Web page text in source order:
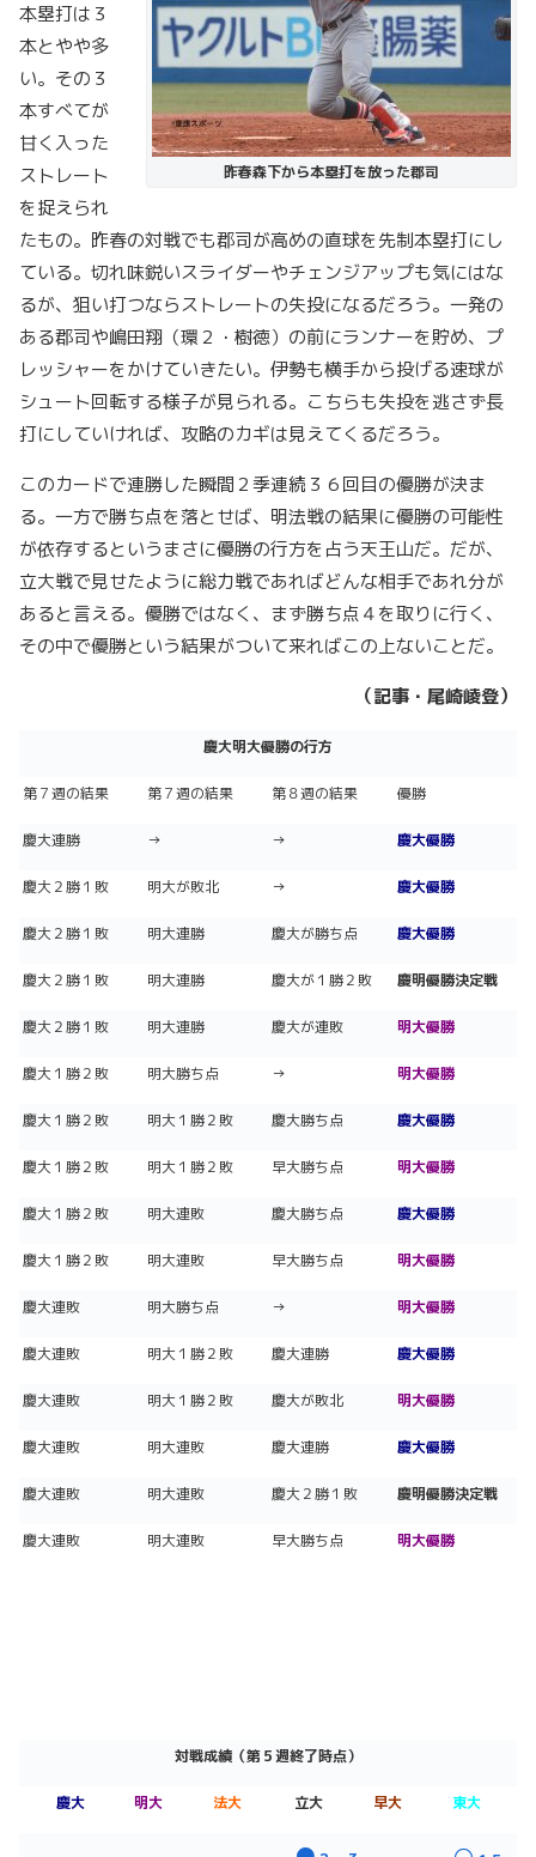
昨春森下から本塁打を放った郡司
本塁打は３
本とやや多
い。その３
本すべてが
甘く入った
ストレート
を捉えられ
たもの。昨春の対戦でも郡司が高めの直球を先制本塁打にし
ている。切れ味鋭いスライダーやチェンジアップも気にはな
るが、狙い打つならストレートの失投になるだろう。一発の
ある郡司や嶋田翔（環２・樹徳）の前にランナーを貯め、プ
レッシャーをかけていきたい。伊勢も横手から投げる速球が
シュート回転する様子が見られる。こちらも失投を逃さず長
打にしていければ、攻略のカギは見えてくるだろう。
このカードで連勝した瞬間２季連続３６回目の優勝が決ま
る。一方で勝ち点を落とせば、明法戦の結果に優勝の可能性
が依存するというまさに優勝の行方を占う天王山だ。だが、
立大戦で見せたように総力戦であればどんな相手であれ分が
あると言える。優勝ではなく、まず勝ち点４を取りに行く、
その中で優勝という結果がついて来ればこの上ないことだ。
（記事・尾崎崚登）
慶大明大優勝の行方
第７週の結果 第７週の結果 第８週の結果 優勝
慶大連勝 → → 慶大優勝
慶大２勝１敗 明大が敗北 → 慶大優勝
慶大２勝１敗 明大連勝 慶大が勝ち点 慶大優勝
慶大２勝１敗 明大連勝 慶大が１勝２敗 慶明優勝決定戦
慶大２勝１敗 明大連勝 慶大が連敗 明大優勝
慶大１勝２敗 明大勝ち点 → 明大優勝
慶大１勝２敗 明大１勝２敗 慶大勝ち点 慶大優勝
慶大１勝２敗 明大１勝２敗 早大勝ち点 明大優勝
慶大１勝２敗 明大連敗 慶大勝ち点 慶大優勝
慶大１勝２敗 明大連敗 早大勝ち点 明大優勝
慶大連敗 明大勝ち点 → 明大優勝
慶大連敗 明大１勝２敗 慶大連勝 慶大優勝
慶大連敗 明大１勝２敗 慶大が敗北 明大優勝
慶大連敗 明大連敗 慶大連勝 慶大優勝
慶大連敗 明大連敗 慶大２勝１敗 慶明優勝決定戦
慶大連敗 明大連敗 早大勝ち点 明大優勝
対戦成績（第５週終了時点）
慶大 明大 法大 立大 早大 東大